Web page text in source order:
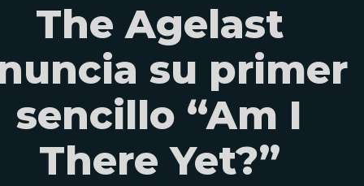
The Agelast
su primer
sencillo “Am I
There Yet?”